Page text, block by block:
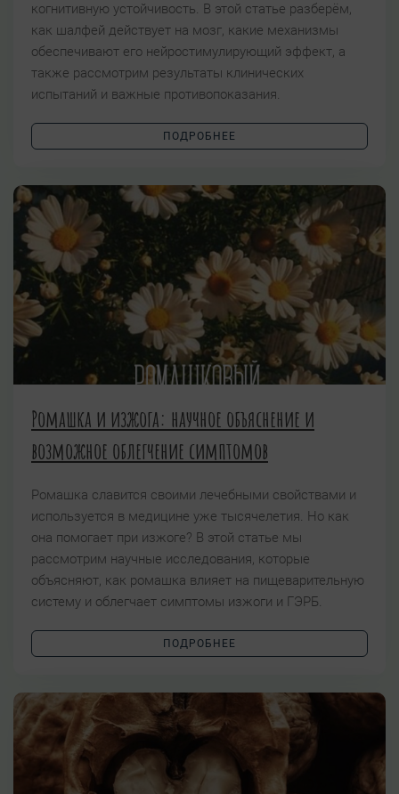
когнитивную устойчивость. В этой статье разберём,
как шалфей действует на мозг, какие механизмы
обеспечивают его нейростимулирующий эффект, а
также рассмотрим результаты клинических
испытаний и важные противопоказания.
ПОДРОБНЕЕ
Ромашка и изжога: научное объяснение и
возможное облегчение симптомов
Ромашка славится своими лечебными свойствами и
используется в медицине уже тысячелетия. Но как
она помогает при изжоге? В этой статье мы
рассмотрим научные исследования, которые
объясняют, как ромашка влияет на пищеварительную
систему и облегчает симптомы изжоги и ГЭРБ.
ПОДРОБНЕЕ